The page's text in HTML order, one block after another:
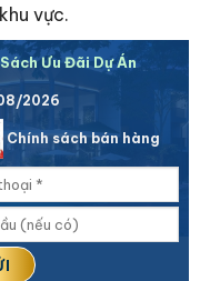
vực.
Ưu Đãi Dự Án
2026
Chính sách bán hàng